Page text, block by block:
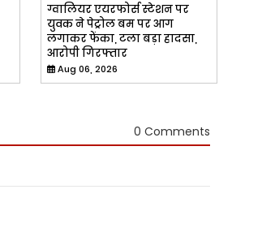
ग्वालियर एयरफोर्स स्टेशन पर
युवक ने पेट्रोल बम पर आग
लगाकर फेंका, टला बड़ा हादसा,
आरोपी गिरफ्तार
Aug 06, 2026
0 Comments